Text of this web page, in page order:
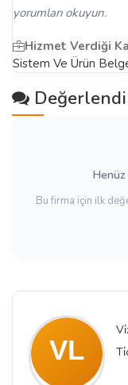
yorumları okuyun.
Hizmet Verdiği
Sistem Ve Ürün
Henüz
Bu firma için ilk